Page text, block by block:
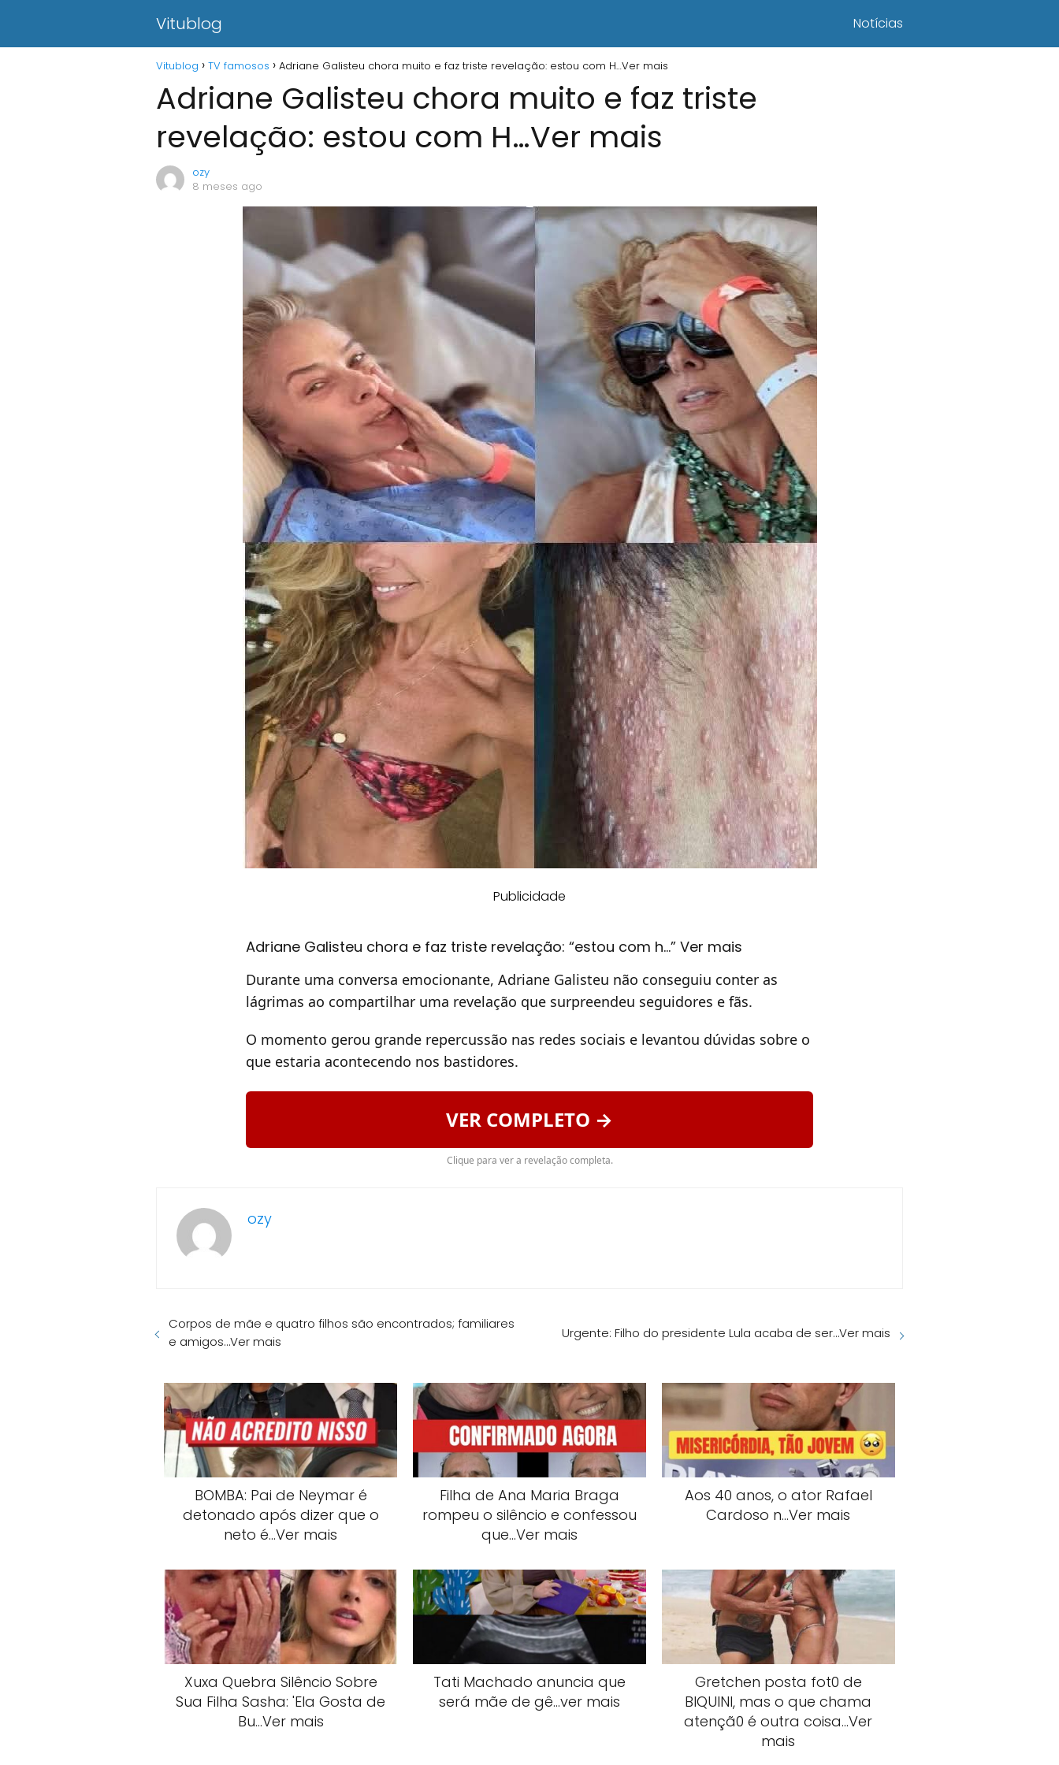
Vitublog Notícias
Vitublog TV famosos Adriane Galisteu chora muito e faz triste revelação: estou com H…Ver mais
Adriane Galisteu chora muito e faz triste
revelação: estou com H…Ver mais
ozy
8 meses ago
Publicidade
Adriane Galisteu chora e faz triste revelação: “estou com h…” Ver mais
Durante uma conversa emocionante, Adriane Galisteu não conseguiu conter as
lágrimas ao compartilhar uma revelação que surpreendeu seguidores e fãs.
O momento gerou grande repercussão nas redes sociais e levantou dúvidas sobre o
que estaria acontecendo nos bastidores.
VER COMPLETO →
Clique para ver a revelação completa.
ozy
Corpos de mãe e quatro filhos são encontrados; familiares
e amigos…Ver mais
Urgente: Filho do presidente Lula acaba de ser…Ver mais
BOMBA: Pai de Neymar é
detonado após dizer que o
neto é…Ver mais
Filha de Ana Maria Braga
rompeu o silêncio e confessou
que…Ver mais
Aos 40 anos, o ator Rafael
Cardoso n…Ver mais
Xuxa Quebra Silêncio Sobre
Sua Filha Sasha: 'Ela Gosta de
Bu…Ver mais
Tati Machado anuncia que
será mãe de gê…ver mais
Gretchen posta fot0 de
BlQUlNI, mas o que chama
atençã0 é outra coisa…Ver
mais